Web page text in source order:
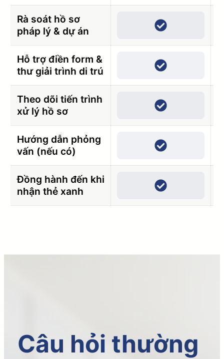
Rà soát hồ sơ
pháp lý & dự án
Hỗ trợ điền form &
thư giải trình di trú
Theo dõi tiến trình
xử lý hồ sơ
Hướng dẫn phỏng
vấn (nếu có)
Đồng hành đến khi
nhận thẻ xanh
Câu hỏi thường